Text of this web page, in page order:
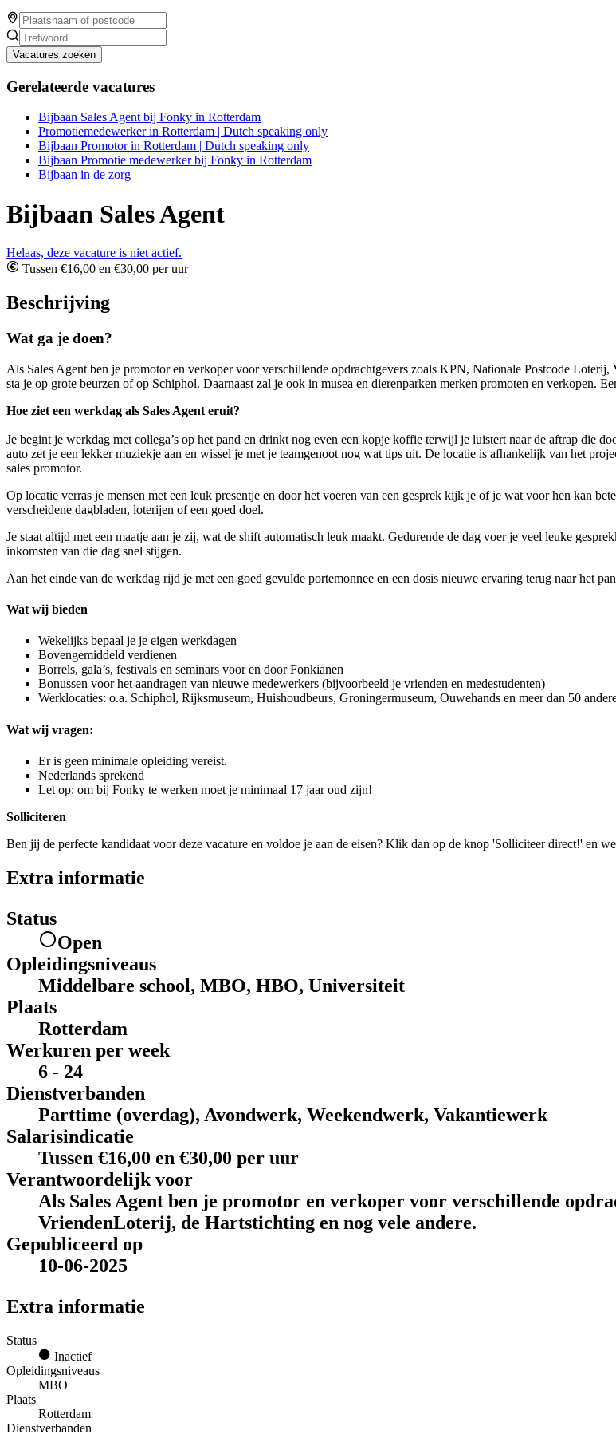
Vacatures zoeken
Gerelateerde vacatures
Bijbaan Sales Agent bij Fonky in Rotterdam
Promotiemedewerker in Rotterdam | Dutch speaking only
Bijbaan Promotor in Rotterdam | Dutch speaking only
Bijbaan Promotie medewerker bij Fonky in Rotterdam
Bijbaan in de zorg
Bijbaan Sales Agent
Helaas, deze vacature is niet actief.
Tussen €16,00 en €30,00 per uur
Beschrijving
Wat ga je doen?
Als Sales Agent ben je promotor en verkoper voor verschillende opdrachtgevers zoals KPN, Nationale Postcode
sta je op grote beurzen of op Schiphol. Daarnaast zal je ook in musea en dierenparken merken promoten en verkopen.
Hoe ziet een werkdag als Sales Agent eruit?
Je begint je werkdag met collega’s op het pand en drinkt nog even een kopje koffie terwijl je luistert naar de aftrap die
auto zet je een lekker muziekje aan en wissel je met je teamgenoot nog wat tips uit. De locatie is afhankelijk van het
sales promotor.
Op locatie verras je mensen met een leuk presentje en door het voeren van een gesprek kijk je of je wat voor hen kan
verscheidene dagbladen, loterijen of een goed doel.
Je staat altijd met een maatje aan je zij, wat de shift automatisch leuk maakt. Gedurende de dag voer je veel leuke
inkomsten van die dag snel stijgen.
Aan het einde van de werkdag rijd je met een goed gevulde portemonnee en een dosis nieuwe ervaring terug naar het
Wat wij bieden
Wekelijks bepaal je je eigen werkdagen
Bovengemiddeld verdienen
Borrels, gala’s, festivals en seminars voor en door Fonkianen
Bonussen voor het aandragen van nieuwe medewerkers (bijvoorbeeld je vrienden en medestudenten)
Werklocaties: o.a. Schiphol, Rijksmuseum, Huishoudbeurs, Groningermuseum, Ouwehands en meer dan 50
Wat wij vragen:
Er is geen minimale opleiding vereist.
Nederlands sprekend
Let op: om bij Fonky te werken moet je minimaal 17 jaar oud zijn!
Solliciteren
Ben jij de perfecte kandidaat voor deze vacature en voldoe je aan de eisen? Klik dan op de knop 'Solliciteer direct!' en
Extra informatie
Status
Open
Opleidingsniveaus
Middelbare school, MBO, HBO, Universiteit
Plaats
Rotterdam
Werkuren per week
6 - 24
Dienstverbanden
Parttime (overdag), Avondwerk, Weekendwerk, Vakantiewerk
Salarisindicatie
Tussen €16,00 en €30,00 per uur
Verantwoordelijk voor
Als Sales Agent ben je promotor en verkoper voor verschillende
VriendenLoterij, de Hartstichting en nog vele andere.
Gepubliceerd op
10-06-2025
Extra informatie
Status
Inactief
Opleidingsniveaus
MBO
Plaats
Rotterdam
Dienstverbanden